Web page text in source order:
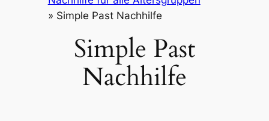
» Simple Past Nachhilfe
Simple Past
Nachhilfe